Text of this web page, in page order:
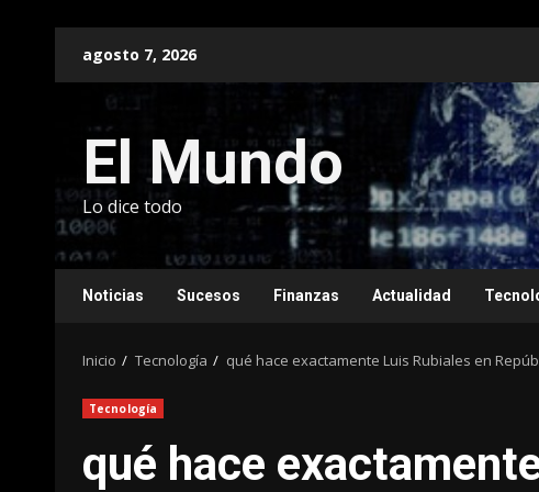
agosto 7, 2026
El Mundo
Lo dice todo
Noticias Sucesos Finanzas Actualidad
Inicio Tecnología qué hace exactamente Luis Rubiales en
Tecnología
qué hace